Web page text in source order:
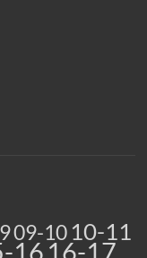
09-10 10-11
16 16-17